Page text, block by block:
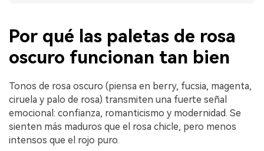
Por qué las paletas de rosa
oscuro funcionan tan bien
Tonos de rosa oscuro (piensa en berry, fucsia, magenta,
ciruela y palo de rosa) transmiten una fuerte señal
emocional: confianza, romanticismo y modernidad. Se
sienten más maduros que el rosa chicle, pero menos
intensos que el rojo puro.